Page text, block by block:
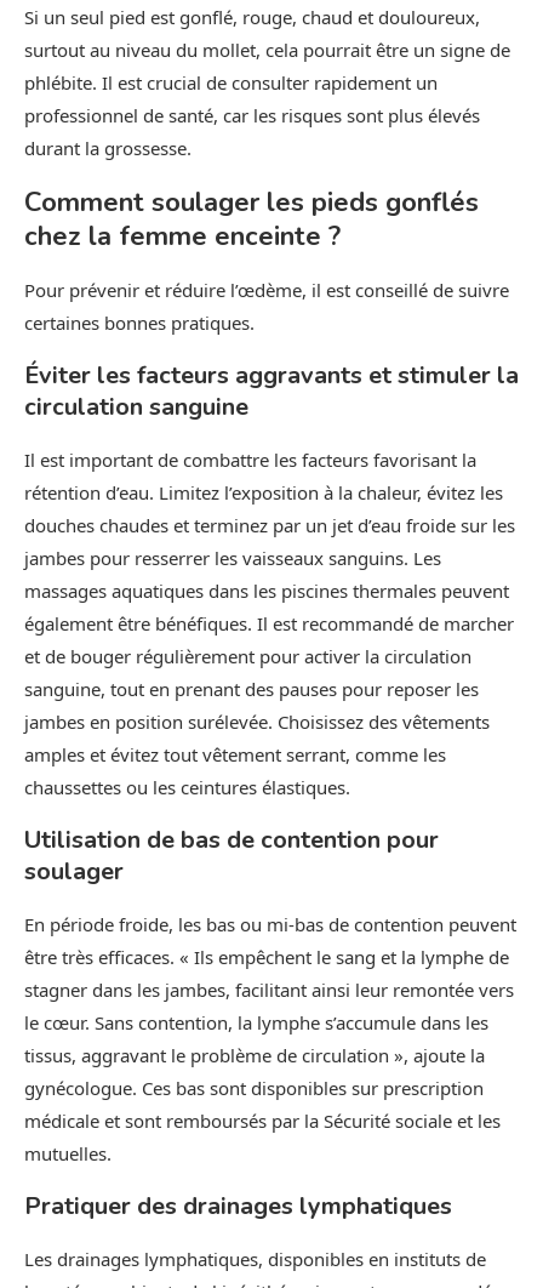
Si un seul pied est gonflé, rouge, chaud et douloureux,
surtout au niveau du mollet, cela pourrait être un signe de
phlébite. Il est crucial de consulter rapidement un
professionnel de santé, car les risques sont plus élevés
durant la grossesse.
Comment soulager les pieds gonflés
chez la femme enceinte ?
Pour prévenir et réduire l’œdème, il est conseillé de suivre
certaines bonnes pratiques.
Éviter les facteurs aggravants et stimuler la
circulation sanguine
Il est important de combattre les facteurs favorisant la
rétention d’eau. Limitez l’exposition à la chaleur, évitez les
douches chaudes et terminez par un jet d’eau froide sur les
jambes pour resserrer les vaisseaux sanguins. Les
massages aquatiques dans les piscines thermales peuvent
également être bénéfiques. Il est recommandé de marcher
et de bouger régulièrement pour activer la circulation
sanguine, tout en prenant des pauses pour reposer les
jambes en position surélevée. Choisissez des vêtements
amples et évitez tout vêtement serrant, comme les
chaussettes ou les ceintures élastiques.
Utilisation de bas de contention pour
soulager
En période froide, les bas ou mi-bas de contention peuvent
être très efficaces. « Ils empêchent le sang et la lymphe de
stagner dans les jambes, facilitant ainsi leur remontée vers
le cœur. Sans contention, la lymphe s’accumule dans les
tissus, aggravant le problème de circulation », ajoute la
gynécologue. Ces bas sont disponibles sur prescription
médicale et sont remboursés par la Sécurité sociale et les
mutuelles.
Pratiquer des drainages lymphatiques
Les drainages lymphatiques, disponibles en instituts de